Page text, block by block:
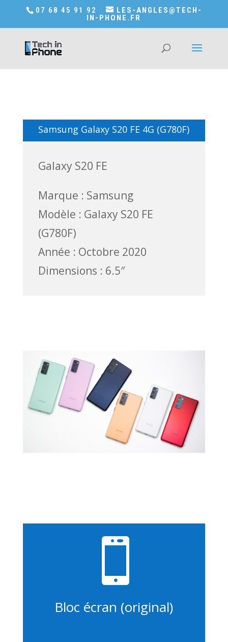
Accédez a Shop-in-tech-in-phone
07 68 45 91 92
LES-ANGLES@TECH-
IN-PHONE.FR
Samsung Galaxy S20 FE 4G (G780F)
Galaxy S20 FE
Marque : Samsung
Modèle : Galaxy S20 FE
(G780F)
Année : Octobre 2020
Dimensions : 6.5″

Bloc écran (original)